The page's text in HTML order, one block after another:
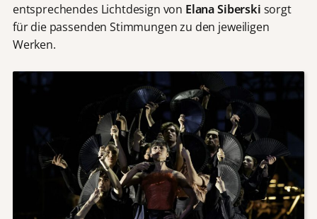
entsprechendes Lichtdesign von Elana Siberski sorgt
für die passenden Stimmungen zu den jeweiligen
Werken.